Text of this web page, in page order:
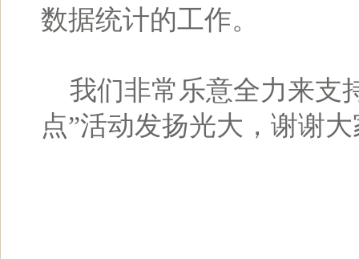
数据统计的工作。
我们非常乐意全力来支
点”活动发扬光大，谢谢